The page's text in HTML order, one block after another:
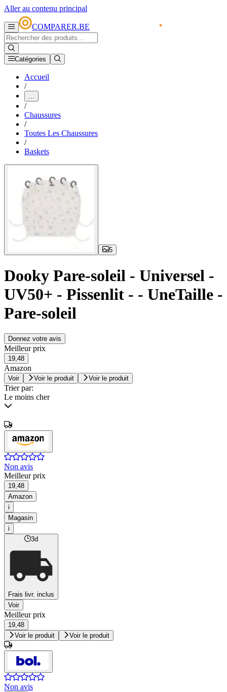
Aller au contenu principal
COMPARER.BE
Catégories
Accueil
/
...
/
Chaussures
/
Toutes Les Chaussures
/
Baskets
5
Dooky Pare-soleil - Universel -
UV50+ - Pissenlit - - UneTaille -
Pare-soleil
Donnez votre avis
Meilleur prix
19,48
Amazon
Voir Voir le produit Voir le produit
Trier par:
Le moins cher
Non avis
Meilleur prix
19,48
Amazon
i
Magasin
i
3d
Frais livr. inclus
Voir
Meilleur prix
19,48
Voir le produit
Voir le produit
Non avis